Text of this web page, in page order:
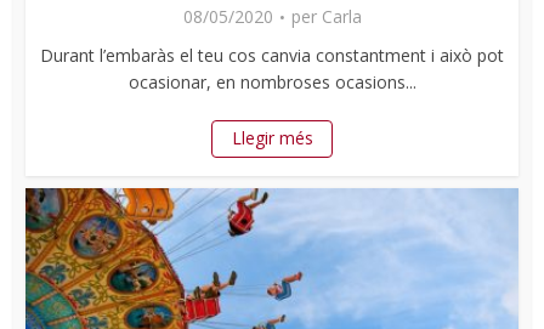
08/05/2020 per Carla
Durant l’embaràs el teu cos canvia constantment i això pot
ocasionar, en nombroses ocasions...
Llegir més